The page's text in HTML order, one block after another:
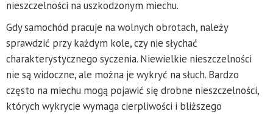
nieszczelności na uszkodzonym miechu.
Gdy samochód pracuje na wolnych obrotach, należy
sprawdzić przy każdym kole, czy nie słychać
charakterystycznego syczenia. Niewielkie nieszczelności
nie są widoczne, ale można je wykryć na słuch. Bardzo
często na miechu mogą pojawić się drobne nieszczelności,
których wykrycie wymaga cierpliwości i bliższego